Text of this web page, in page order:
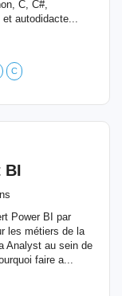
C, C#,
autodidacte...
C
BI
Power BI par
les métiers de la
Analyst au sein de
faire a...